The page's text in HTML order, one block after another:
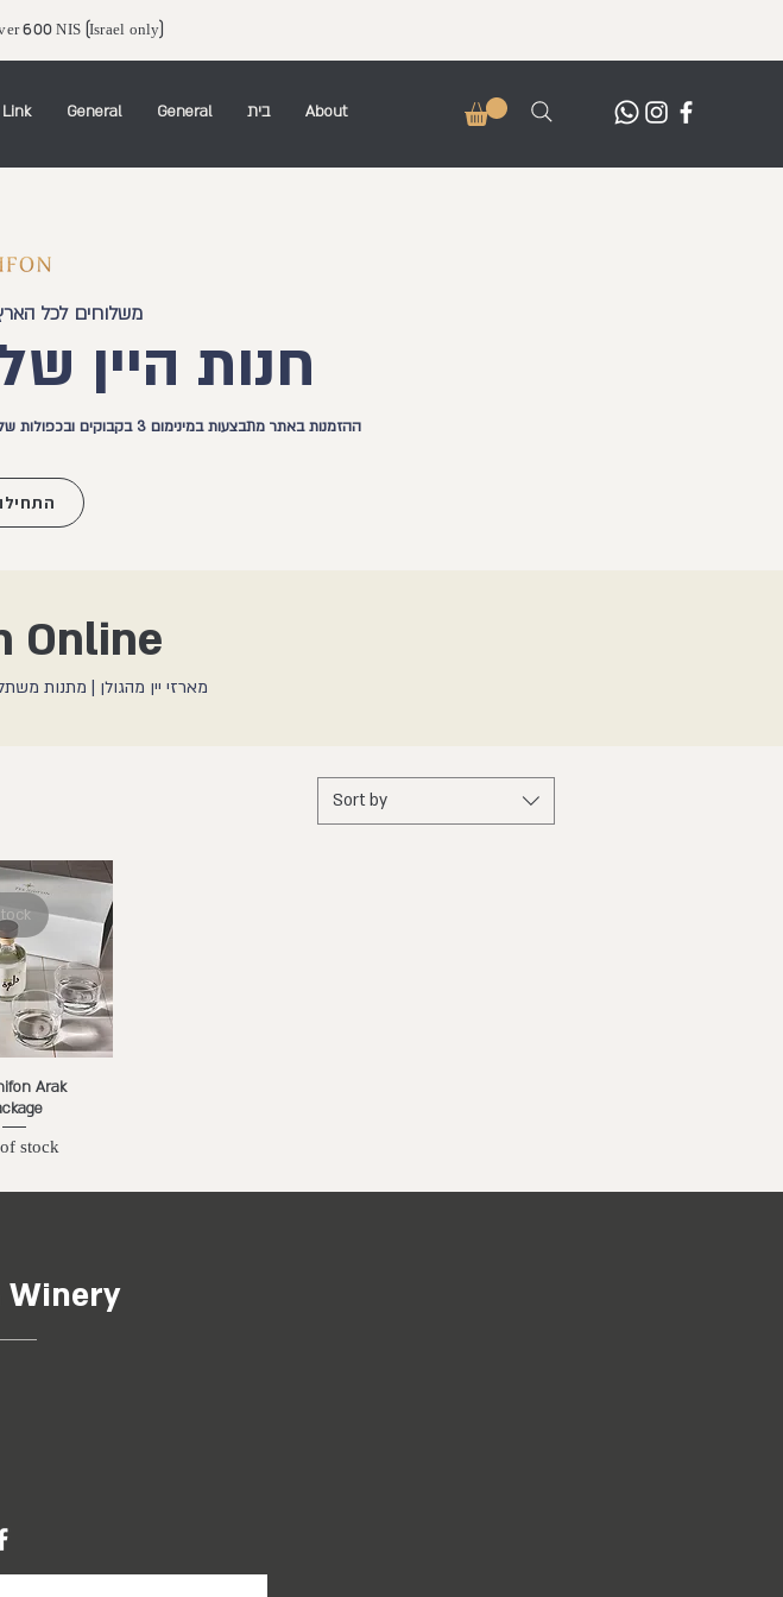
600 NIS (Israel only)
About בית General
General
משלוחים לכל הארץ בין 3 עד 7
חנות היין
ההזמנות באתר מתבצעות במינימום 3 בקבוקים ובכפולות של 3
Online
מארזי יין מהגולן | מתנות
Sort by
Arak
stock
Winery